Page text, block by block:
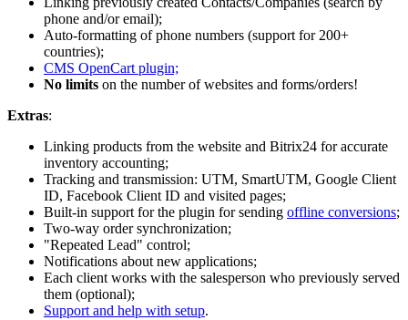
phone and/or email);
Auto-formatting of phone numbers (support for 200+
countries);
CMS OpenCart plugin;
No limits on the number of websites and forms/orders!
Extras:
Linking products from the website and Bitrix24 for accurate
inventory accounting;
Tracking and transmission: UTM, SmartUTM, Google Client
ID, Facebook Client ID and visited pages;
Built-in support for the plugin for sending offline conversions;
Two-way order synchronization;
"Repeated Lead" control;
Notifications about new applications;
Each client works with the salesperson who previously served
them (optional);
Support and help with setup.